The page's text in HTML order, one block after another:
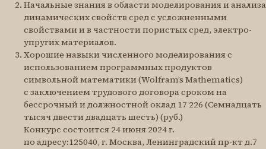
Начальные знания в области моделирования и анализа
динамических свойств сред с усложненными
свойствами и в частности пористых сред, электро-
упругих материалов.
Хорошие навыки численного моделирования с
использованием программных продуктов
символьной математики (Wolfram’s Mathematics)
с заключением трудового договора сроком на
бессрочный и должностной оклад 17 226 (Семнадцать
тысяч двести двадцать шесть) (руб.)
Конкурс состоится 24 июня 2024 г.
по адресу:125040, г. Москва, Ленинградский пр-кт д.7